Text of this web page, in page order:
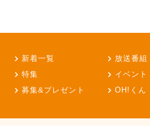
新着一覧 放送番組
特集
イベント
募集&プレゼント
OH!くん